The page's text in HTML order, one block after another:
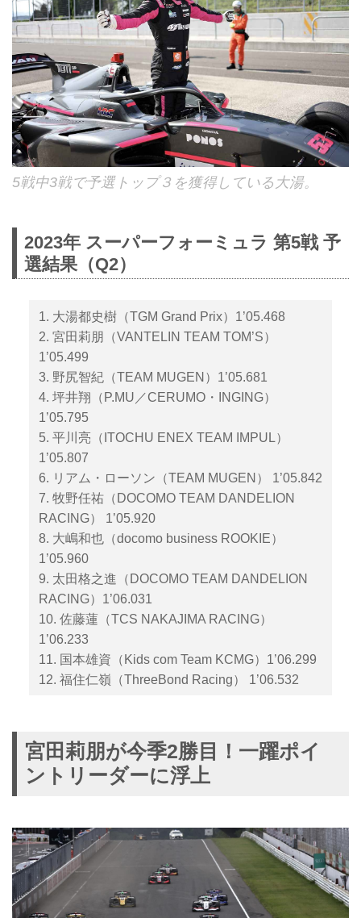
5戦中3戦で予選トップ３を獲得している大湯。
2023年 スーパーフォーミュラ 第5戦 予
選結果（Q2）
1. 大湯都史樹（TGM Grand Prix）1’05.468
2. 宮田莉朋（VANTELIN TEAM TOM’S）
1’05.499
3. 野尻智紀（TEAM MUGEN）1’05.681
4. 坪井翔（P.MU／CERUMO・INGING）
1’05.795
5. 平川亮（ITOCHU ENEX TEAM IMPUL）
1’05.807
6. リアム・ローソン（TEAM MUGEN） 1’05.842
7. 牧野任祐（DOCOMO TEAM DANDELION
RACING） 1’05.920
8. 大嶋和也（docomo business ROOKIE）
1’05.960
9. 太田格之進（DOCOMO TEAM DANDELION
RACING）1’06.031
10. 佐藤蓮（TCS NAKAJIMA RACING）
1’06.233
11. 国本雄資（Kids com Team KCMG）1’06.299
12. 福住仁嶺（ThreeBond Racing） 1’06.532
宮田莉朋が今季2勝目！一躍ポイ
ントリーダーに浮上